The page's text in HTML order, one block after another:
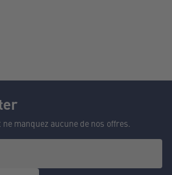
manquez aucune de nos offres.